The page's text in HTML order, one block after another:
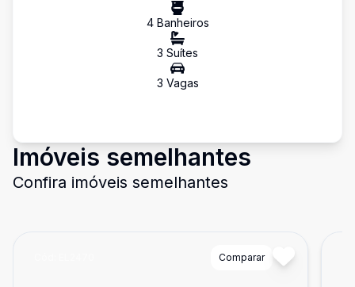
4Banheiros
3 Suítes
3 Vagas
Imóveis semelhantes
Confira imóveis semelhantes
Comparar